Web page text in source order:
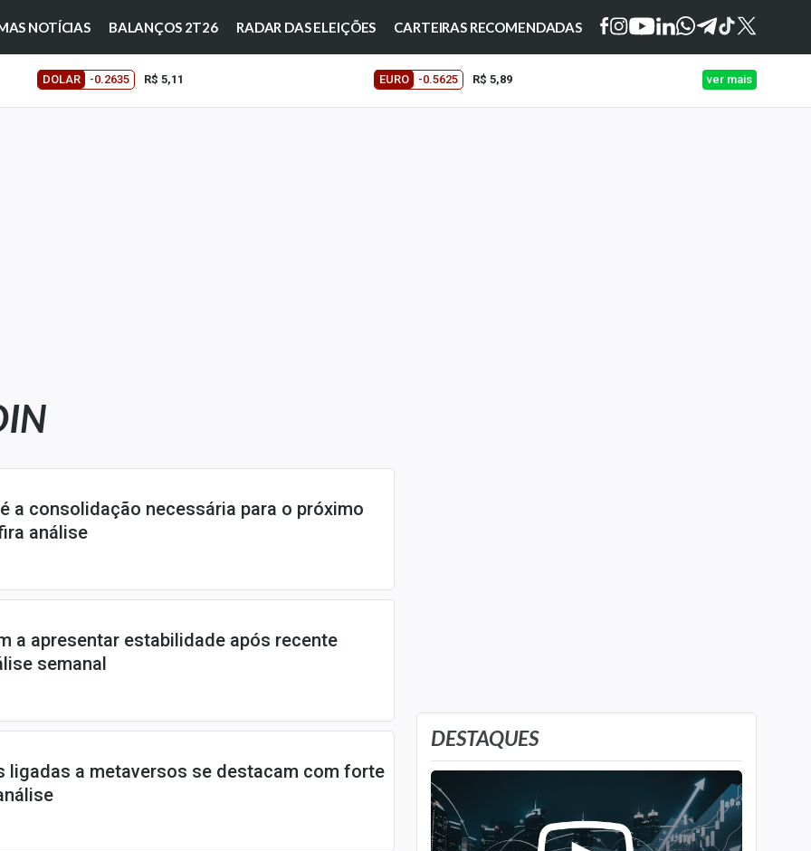
NOTÍCIAS BALANÇOS 2T26 RADAR DAS ELEIÇÕES CARTEIRAS RECOMENDADAS
DOLAR -0.2635 R$ 5,11 EURO -0.5625 R$ 5,89 ver mais
a consolidação necessária para o próximo
análise
a apresentar estabilidade após recente
semanal
ligadas a metaversos se destacam com forte
DESTAQUES